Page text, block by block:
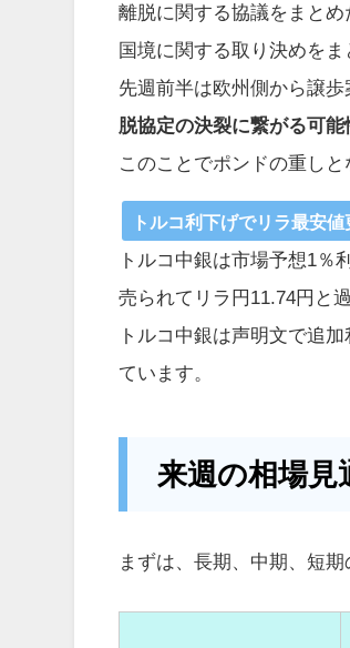
離脱に関する協議をまと
国境に関する取り決めを
先週前半は欧州側から譲
脱協定の決裂に繋がる可能
このことでポンドの重し
トルコ利下げでリラ最安値
トルコ中銀は市場予想1％
売られてリラ円11.74円と
トルコ中銀は声明文で追
ています。
来週の相場見
まずは、長期、中期、短